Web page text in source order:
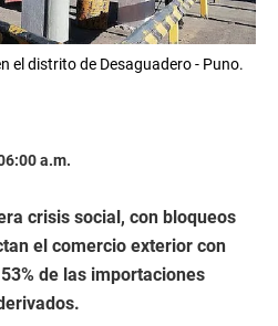
el distrito de Desaguadero - Puno.
a.m.
crisis social, con bloqueos
el comercio exterior con
de las importaciones